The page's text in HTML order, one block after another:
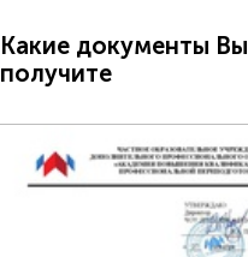
Какие документы Вы
получите